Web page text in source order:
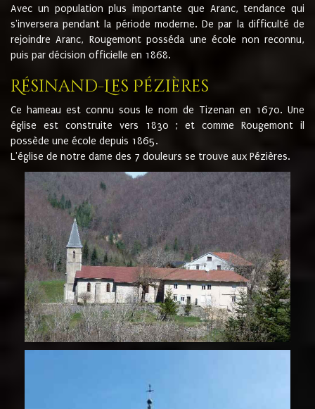
Avec un population plus importante que Aranc, tendance qui
s'inversera pendant la période moderne. De par la difficulté de
rejoindre Aranc, Rougemont posséda une école non reconnu,
puis par décision officielle en 1868.
Résinand-Les Pézières
Ce hameau est connu sous le nom de Tizenan en 1670. Une
église est construite vers 1830 ; et comme Rougemont il
possède une école depuis 1865.
L'église de notre dame des 7 douleurs se trouve aux Pézières.